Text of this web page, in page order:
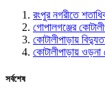
রংপুর নগরীতে
গোপালগঞ্জের
কোটালীপাড়ায়
কোটালীপাড়ায়
সর্বশেষ